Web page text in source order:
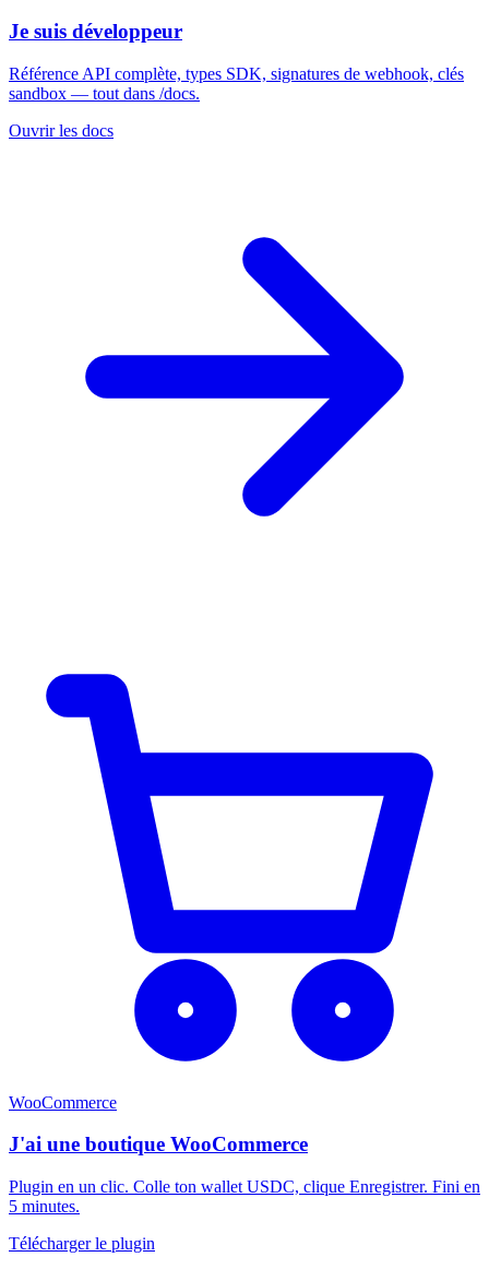
Je suis développeur
Référence API complète, types SDK, signatures de webhook, clés
sandbox — tout dans /docs.
Ouvrir les docs
WooCommerce
J'ai une boutique WooCommerce
Plugin en un clic. Colle ton wallet USDC, clique Enregistrer. Fini en
5 minutes.
Télécharger le plugin